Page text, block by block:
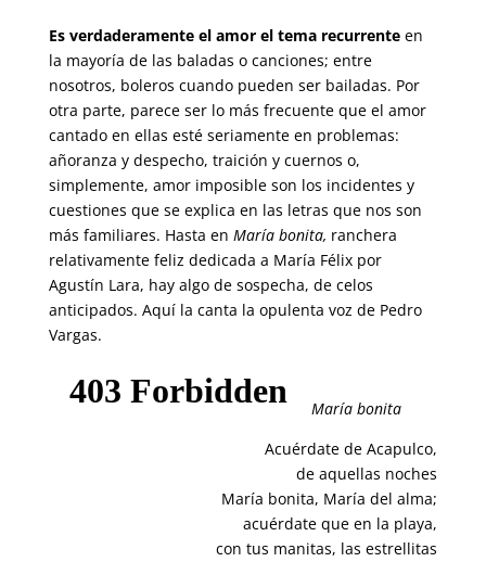
Es verdaderamente el amor el tema recurrenteen
la mayoría de las baladas o canciones; entre
nosotros, boleros cuando pueden ser bailadas. Por
otra parte, parece ser lo más frecuente que el amor
cantado en ellas esté seriamente en problemas:
añoranza y despecho, traición y cuernos o,
simplemente, amor imposible son los incidentes y
cuestiones que se explica en las letras que nos son
más familiares. Hasta en María bonita, ranchera
relativamente feliz dedicada a María Félix por
Agustín Lara, hay algo de sospecha, de celos
anticipados. Aquí la canta la opulenta voz de Pedro
Vargas.
María bonita
Acuérdate de Acapulco,
de aquellas noches
María bonita, María del alma;
acuérdate que en la playa,
con tus manitas, las estrellitas